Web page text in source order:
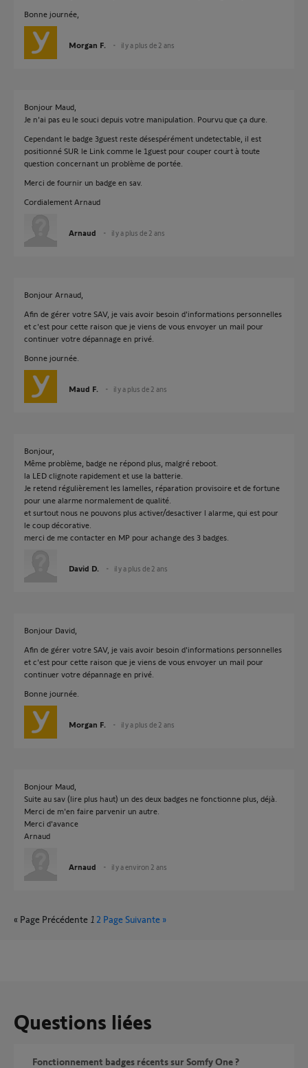
Bonne journée,
Morgan F. il y a plus de 2 ans
Bonjour Maud,
Je n'ai pas eu le souci depuis votre manipulation. Pourvu que ça dure.
Cependant le badge 3guest reste désespérément undetectable, il est
positionné SUR le Link comme le 1guest pour couper court à toute
question concernant un problème de portée.
Merci de fournir un badge en sav.
Cordialement Arnaud
Arnaud il y a plus de 2 ans
Bonjour Arnaud,
Afin de gérer votre SAV, je vais avoir besoin d'informations personnelles
et c'est pour cette raison que je viens de vous envoyer un mail pour
continuer votre dépannage en privé.
Bonne journée.
Maud F. il y a plus de 2 ans
Bonjour,
Même problème, badge ne répond plus, malgré reboot.
la LED clignote rapidement et use la batterie.
Je retend régulièrement les lamelles, réparation provisoire et de fortune
pour une alarme normalement de qualité.
et surtout nous ne pouvons plus activer/desactiver l alarme, qui est pour
le coup décorative.
merci de me contacter en MP pour achange des 3 badges.
David D. il y a plus de 2 ans
Bonjour David,
Afin de gérer votre SAV, je vais avoir besoin d'informations personnelles
et c'est pour cette raison que je viens de vous envoyer un mail pour
continuer votre dépannage en privé.
Bonne journée.
Morgan F. il y a plus de 2 ans
Bonjour Maud,
Suite au sav (lire plus haut) un des deux badges ne fonctionne plus, déjà.
Merci de m'en faire parvenir un autre.
Merci d'avance
Arnaud
Arnaud il y a environ 2 ans
« Page Précédente 1 2 Page Suivante »
Questions liées
Fonctionnement badges récents sur Somfy One ?